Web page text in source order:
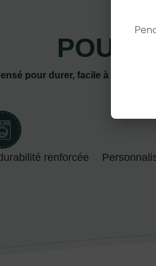
pour durer, facile à
renforcée